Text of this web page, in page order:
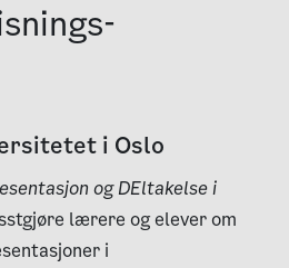
i Oslo
og DEltakelse i
lærere og elever om
i